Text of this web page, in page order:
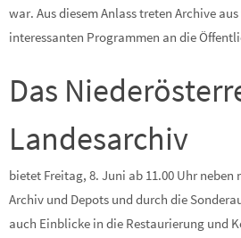
war. Aus diesem Anlass treten Archive
interessanten Programmen an die
Das
Landesarchiv
bietet Freitag, 8. Juni ab 11.00 Uhr neben
Archiv und Depots und durch die
auch Einblicke in die Restaurierung und